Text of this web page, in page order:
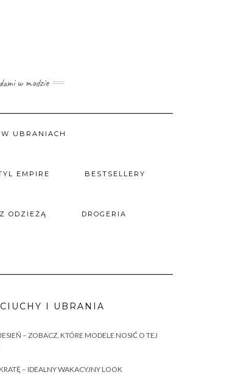
w modzie
UBRANIACH
EMPIRE BESTSELLERY
ODZIEŻĄ DROGERIA
I UBRANIA
– ZOBACZ, KTÓRE MODELE NOSIĆ O TEJ
– IDEALNY WAKACYJNY LOOK